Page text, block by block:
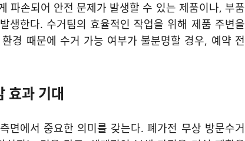
파손되어 안전 문제가 발생할 수 있는 제품이나, 부품
생한다. 수거팀의 효율적인 작업을 위해 제품 주변을
경 때문에 수거 가능 여부가 불분명할 경우, 예약 전
효과 기대
면에서 중요한 의미를 갖는다. 폐가전 무상 방문수거